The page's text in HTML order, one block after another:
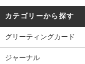
カテゴリーから探す
グリーティングカード
ジャーナル